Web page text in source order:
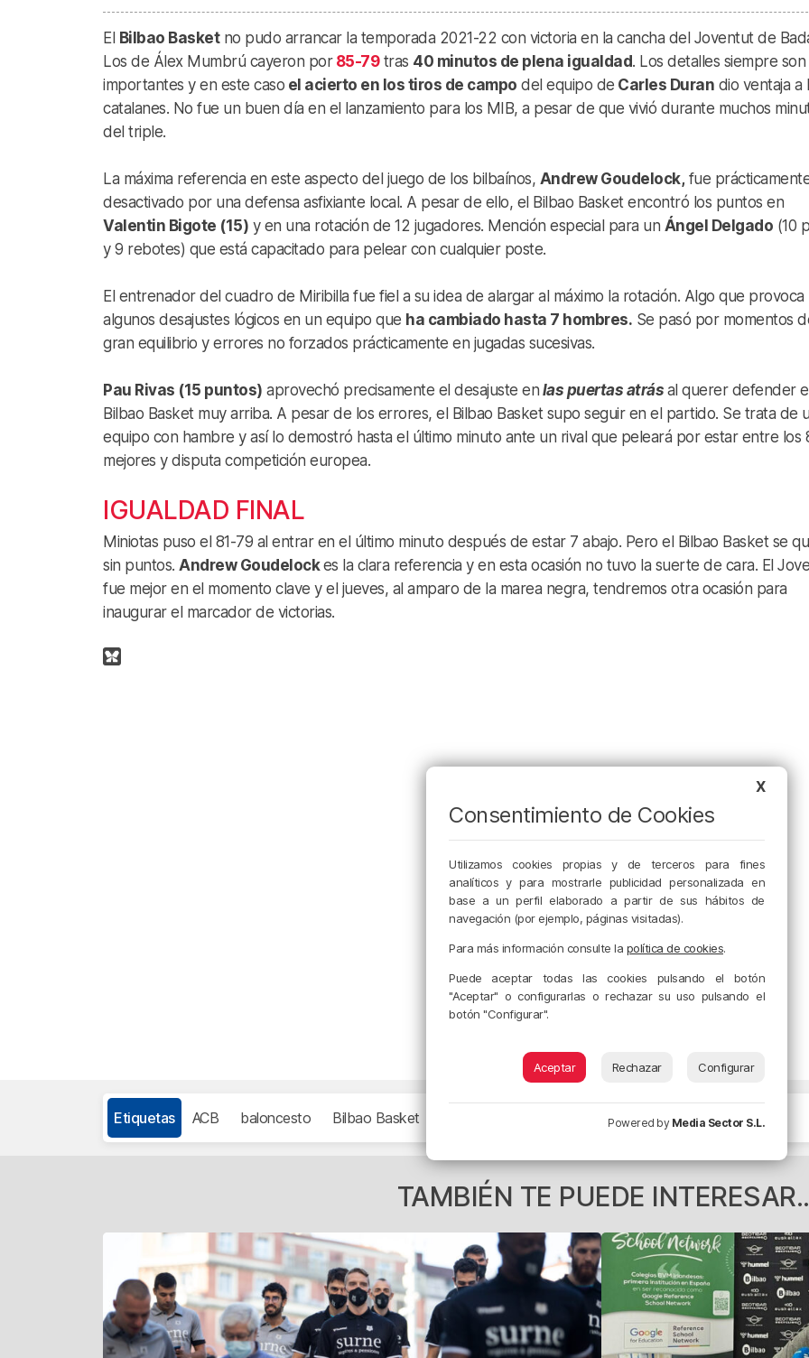
El Bilbao Basketno pudo arrancar la temporada 2021-22 con victoria en la cancha del Joventut de
Los de Álex Mumbrú cayeron por 85-79tras 40 minutos de plena igualdad. Los detalles siempre son
importantes y en este caso el acierto en los tiros de campo del equipo de Carles Duran dio ventaja a
catalanes. No fue un buen día en el lanzamiento para los MIB, a pesar de que vivió durante muchos
del triple.
La máxima referencia en este aspecto del juego de los bilbaínos, Andrew Goudelock, fue
desactivado por una defensa asfixiante local. A pesar de ello, el Bilbao Basket encontró los puntos en
Valentin Bigote (15) y en una rotación de 12 jugadores. Mención especial para un Ángel Delgado (10
y 9 rebotes) que está capacitado para pelear con cualquier poste.
El entrenador del cuadro de Miribilla fue fiel a su idea de alargar al máximo la rotación. Algo que provoca
algunos desajustes lógicos en un equipo que ha cambiado hasta 7 hombres. Se pasó por momentos
gran equilibrio y errores no forzados prácticamente en jugadas sucesivas.
Pau Rivas (15 puntos) aprovechó precisamente el desajuste en las puertas atrás al querer defender
Bilbao Basket muy arriba. A pesar de los errores, el Bilbao Basket supo seguir en el partido. Se trata de
equipo con hambre y así lo demostró hasta el último minuto ante un rival que peleará por estar entre los
mejores y disputa competición europea.
IGUALDAD FINAL
Miniotas puso el 81-79 al entrar en el último minuto después de estar 7 abajo. Pero el Bilbao Basket se
sin puntos. Andrew Goudelockes la clara referencia y en esta ocasión no tuvo la suerte de cara. El
fue mejor en el momento clave y el jueves, al amparo de la marea negra, tendremos otra ocasión para
inaugurar el marcador de victorias.
Etiquetas ACB baloncesto Bilbao Basket
TAMBIÉN TE PUEDE
X
Consentimiento de Cookies
Utilizamos cookies propias y de terceros para fines
analíticos y para mostrarle publicidad personalizada en
base a un perfil elaborado a partir de sus hábitos de
navegación (por ejemplo, páginas visitadas).
Para más información consulte la política de cookies.
Puede aceptar todas las cookies pulsando el botón
"Aceptar" o configurarlas o rechazar su uso pulsando el
botón "Configurar".
Aceptar Rechazar Configurar
Powered by Media Sector S.L.